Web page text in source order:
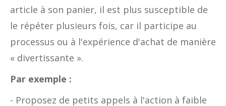
article à son panier, il est plus susceptible de
le répéter plusieurs fois, car il participe au
processus ou à l'expérience d'achat de manière
« divertissante ».
Par exemple :
- Proposez de petits appels à l'action à faible